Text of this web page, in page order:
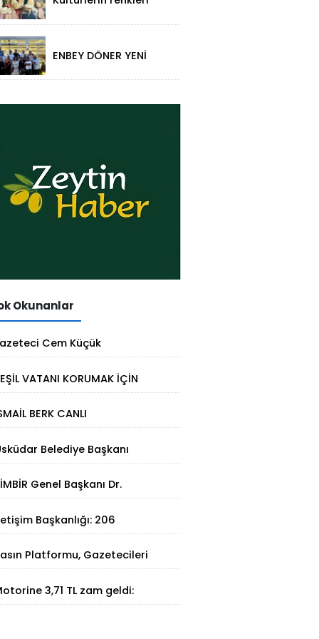
yansıtıldı
ENBEY DÖNER YENİ
KONSEPTİYLE
GİRDİ
Okunanlar
Cem Küçük
VATANI KORUMAK İÇİN
ÇÖZÜM
BERK CANLI
OLDU!
Belediye Başkanı
Dedetaş tutuklandı
Genel Başkanı Dr.
taziye ziyareti
Başkanlığı: 206
202'si kontrol altına
Platformu, Gazetecileri
3,71 TL zam geldi:
akaryakıt fiyatları belli